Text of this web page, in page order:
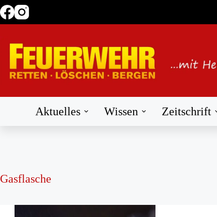
Zum
Inhalt
Aktuelles Wissen Zeitschrift
Gasflasche